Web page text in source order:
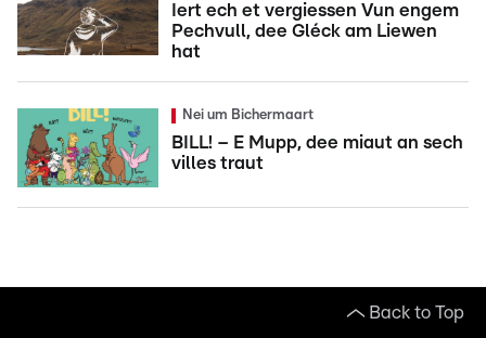
Iert ech et vergiessen Vun engem
Pechvull, dee Gléck am Liewen
hat
Nei um Bichermaart
BILL! – E Mupp, dee miaut an sech
villes traut
Back to Top